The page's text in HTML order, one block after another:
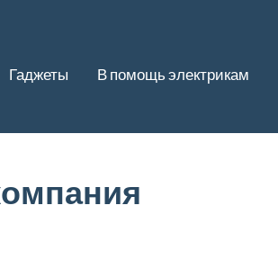
Гаджеты В помощь электрикам